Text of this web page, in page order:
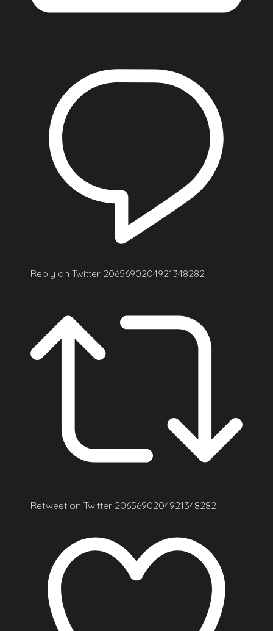
Reply on Twitter 2065690204921348282
Retweet on Twitter 2065690204921348282